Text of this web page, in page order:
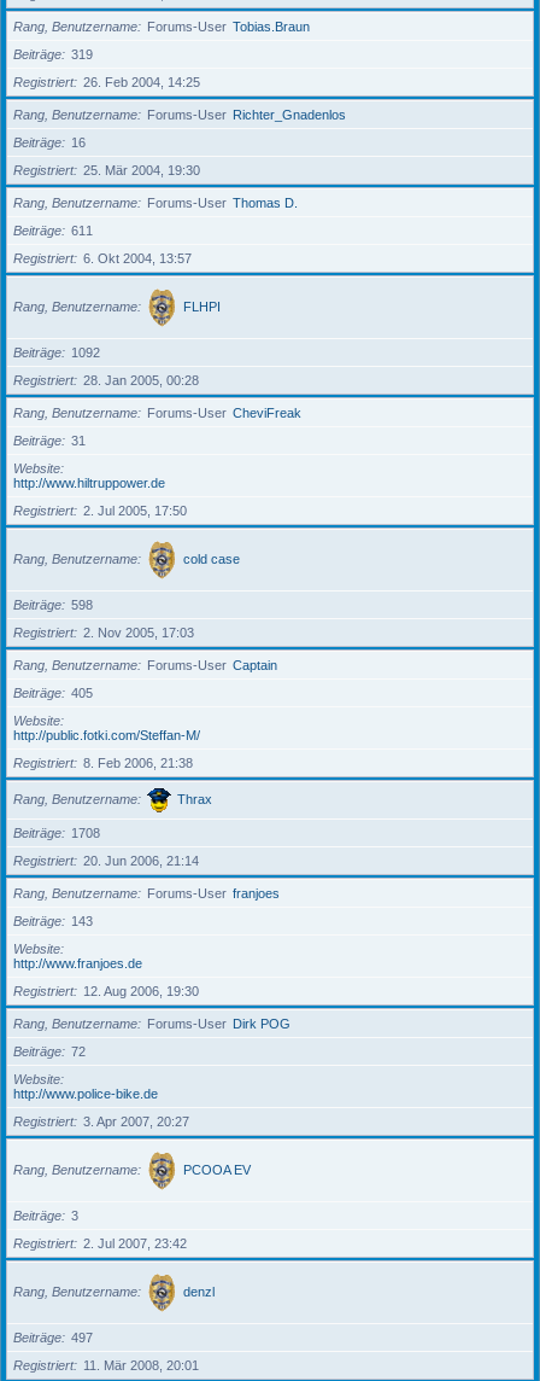
Rang, Benutzername Forums-User Tobias.Braun
Beiträge
319
Registriert
26. Feb 2004, 14:25
Rang, Benutzername Forums-User Richter_Gnadenlos
Beiträge
16
Registriert
25. Mär 2004, 19:30
Rang, Benutzername Forums-User Thomas D.
Beiträge
611
Registriert
6. Okt 2004, 13:57
Rang, Benutzername FLHPI
Beiträge
1092
Registriert
28. Jan 2005, 00:28
Rang, Benutzername Forums-User CheviFreak
Beiträge
31
Website
http://www.hiltruppower.de
Registriert
2. Jul 2005, 17:50
Rang, Benutzername cold case
Beiträge
598
Registriert
2. Nov 2005, 17:03
Rang, Benutzername Forums-User Captain
Beiträge
405
Website
http://public.fotki.com/Steffan-M/
Registriert
8. Feb 2006, 21:38
Rang, Benutzername Thrax
Beiträge
1708
Registriert
20. Jun 2006, 21:14
Rang, Benutzername Forums-User franjoes
Beiträge
143
Website
http://www.franjoes.de
Registriert
12. Aug 2006, 19:30
Rang, Benutzername Forums-User Dirk POG
Beiträge
72
Website
http://www.police-bike.de
Registriert
3. Apr 2007, 20:27
Rang, Benutzername PCOOA EV
Beiträge
3
Registriert
2. Jul 2007, 23:42
Rang, Benutzername denzl
Beiträge
497
Registriert
11. Mär 2008, 20:01